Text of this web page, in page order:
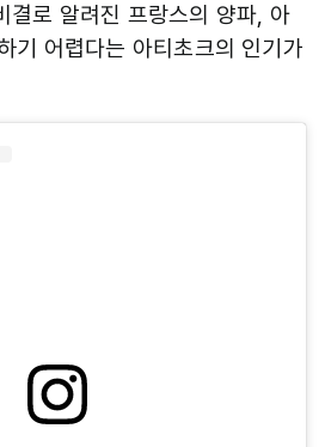
결로 알려진 프랑스의 양파, 아
기 어렵다는 아티초크의 인기가